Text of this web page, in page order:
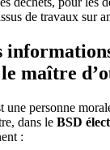
de travaux sur
maître
une personne
dans le BSD
: